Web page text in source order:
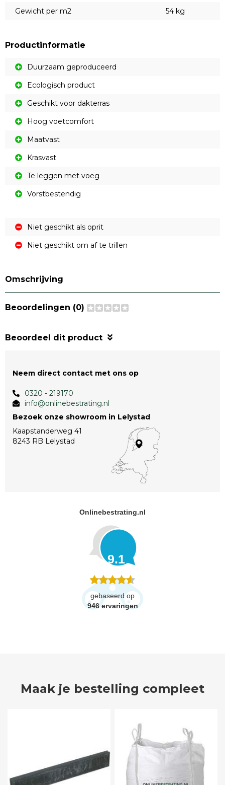
Gewicht per m2 54 kg
Productinformatie
Duurzaam geproduceerd
Ecologisch product
Geschikt voor dakterras
Hoog voetcomfort
Maatvast
Krasvast
Te leggen met voeg
Vorstbestendig
Niet geschikt als oprit
Niet geschikt om af te trillen
Omschrijving
Beoordelingen (0)
Beoordeel dit product
Neem direct contact met ons op
0320 - 219170
info@onlinebestrating.nl
Bezoek onze showroom in Lelystad
Kaapstanderweg 41
8243 RB Lelystad
Onlinebestrating.nl
9.1
gebaseerd op
946 ervaringen
Maak je bestelling compleet